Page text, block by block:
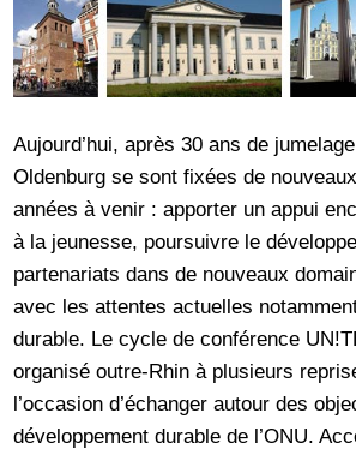
Aujourd’hui, après 30 ans de
Oldenburg se sont fixées de
années à venir : apporter un appui
à la jeunesse, poursuivre le
partenariats dans de nouveaux
avec les attentes actuelles
durable. Le cycle de conférence
organisé outre-Rhin à plusieurs
l’occasion d’échanger autour des
développement durable de l’ONU.